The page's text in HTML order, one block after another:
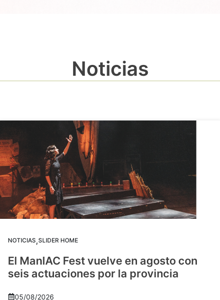
Noticias
NOTICIAS,SLIDER HOME
El ManIAC Fest vuelve en agosto con
seis actuaciones por la provincia
05/08/2026